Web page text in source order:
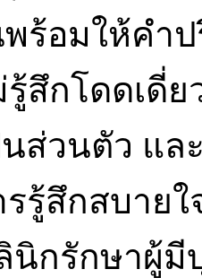
ร้อมให้คำ
รู้สึกโดดเดี่
ส่วนตัว แล
รรู้สึกสบาย
นิกรักษาผู้มี